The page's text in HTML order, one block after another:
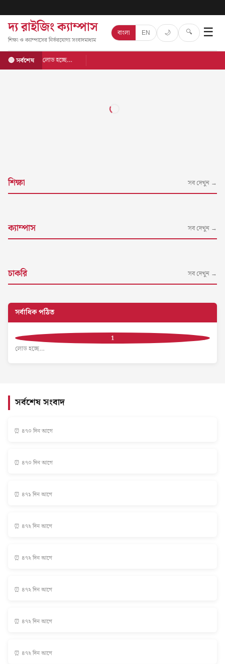
দ্য রাইজিং ক্যাম্পাস
শিক্ষা ও ক্যাম্পাসের নির্ভরযোগ্য সংবাদমাধ্যম
বাংলা EN 🌙 🔍 ☰
🔴 সর্বশেষ লোড হচ্ছে…
শিক্ষা সব দেখুন →
ক্যাম্পাস সব দেখুন →
চাকরি সব দেখুন →
সর্বাধিক পঠিত
লোড হচ্ছে…
সর্বশেষ সংবাদ
⏰ ৪৭০ দিন আগে
⏰ ৪৭০ দিন আগে
⏰ ৪৭১ দিন আগে
⏰ ৪৭২ দিন আগে
⏰ ৪৭২ দিন আগে
⏰ ৪৭২ দিন আগে
⏰ ৪৭২ দিন আগে
⏰ ৪৭২ দিন আগে